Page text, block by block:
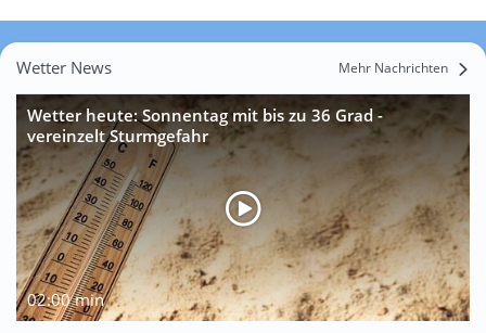
Wetter News Mehr Nachrichten
Wetter heute: Sonnentag mit bis zu 36 Grad -
vereinzelt Sturmgefahr
02:00 min